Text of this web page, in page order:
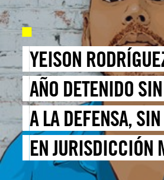
YEISON
AÑO DETENIDO
A LA DEFENSA,
EN JURISDICCIÓN